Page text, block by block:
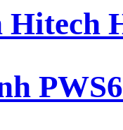
Hitech